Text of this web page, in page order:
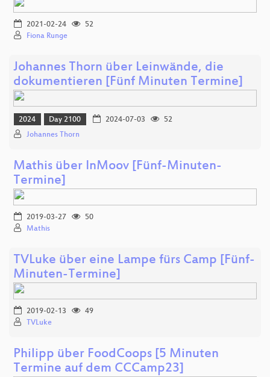
2021-02-24
52
Fiona Runge
Johannes Thorn über Leinwände, die
dokumentieren [Fünf Minuten Termine]
2024 Day 2100 2024-07-03
52
Johannes Thorn
Mathis über InMoov [Fünf-Minuten-
Termine]
2019-03-27
50
Mathis
TVLuke über eine Lampe fürs Camp [Fünf-
Minuten-Termine]
2019-02-13
49
TVLuke
Philipp über FoodCoops [5 Minuten
Termine auf dem CCCamp23]